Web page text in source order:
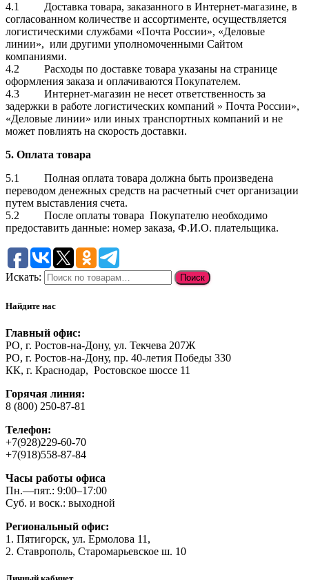
4.1 Доставка товара, заказанного в Интернет-магазине, в
согласованном количестве и ассортименте, осуществляется
логистическими службами «Почта России», «Деловые
линии», или другими уполномоченными Сайтом
компаниями.
4.2 Расходы по доставке товара указаны на странице
оформления заказа и оплачиваются Покупателем.
4.3 Интернет-магазин не несет ответственность за
задержки в работе логистических компаний » Почта России»,
«Деловые линии» или иных транспортных компаний и не
может повлиять на скорость доставки.
5. Оплата товара
5.1 Полная оплата товара должна быть произведена
переводом денежных средств на расчетный счет организации
путем выставления счета.
5.2 После оплаты товара Покупателю необходимо
предоставить данные: номер заказа, Ф.И.О. плательщика.
Искать: Поиск
Найдите нас
Главный офис:
РО, г. Ростов-на-Дону, ул. Текчева 207Ж
РО, г. Ростов-на-Дону, пр. 40-летия Победы 330
КК, г. Краснодар, Ростовское шоссе 11
Горячая линия:
8 (800) 250-87-81
Телефон:
+7(928)229-60-70
+7(918)558-87-84
Часы работы офиса
Пн.—пят.: 9:00–17:00
Суб. и воск.: выходной
Региональный офис:
1. Пятигорск, ул. Ермолова 11,
2. Ставрополь, Старомарьевское ш. 10